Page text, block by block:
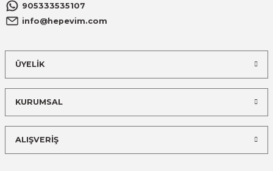
905333535107
info@hepevim.com
ÜYELİK
KURUMSAL
ALIŞVERİŞ